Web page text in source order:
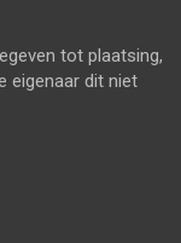
tot plaatsing,
eigenaar dit niet